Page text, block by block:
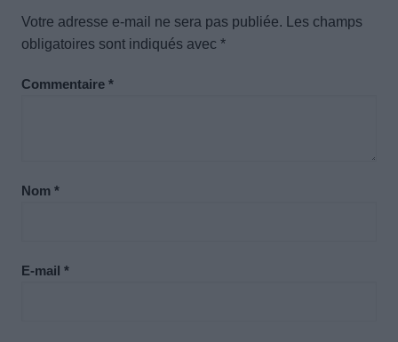
Votre adresse e-mail ne sera pas publiée.
Les champs
obligatoires sont indiqués avec *
Commentaire *
Nom *
E-mail *